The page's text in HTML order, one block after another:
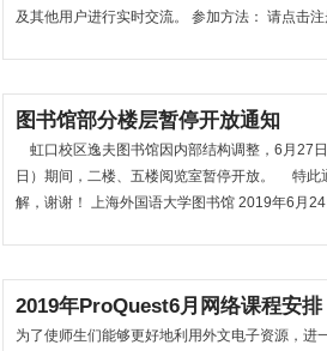
及其他用户进行实时交流。 参加方法： 请点击注册链接，选择您感兴趣的课
图书馆部分楼层暂停开放通知
虹口校区逸夫图书馆因内部结构调整，6月27
日）期间，二楼、五楼阅览室暂停开放。 特此
解，谢谢！ 上海外国语大学图书馆 2019年6月
2019年ProQuest6月网络课程安排
为了使师生们能够更好地利用外文电子资源，进